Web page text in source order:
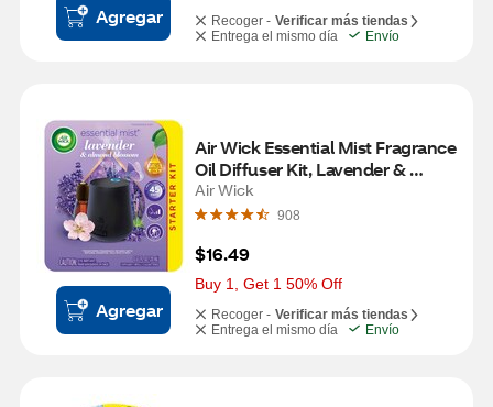
Agregar Recoger - Verificar más tiendas
Entrega el mismo día
Envío
Agregar
Air Wick Essential Mist Fragrance
Oil Diffuser Kit, Lavender &
Almond Blossom Scent, 0.67 oz
Air Wick
908
$16.49
Buy 1, Get 1 50% Off
Recoger - Verificar más tiendas
Entrega el mismo día
Envío